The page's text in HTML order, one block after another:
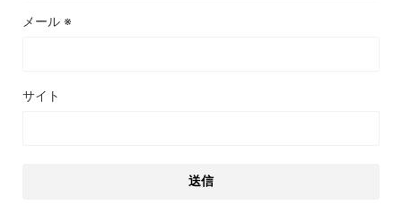
メール ※
サイト